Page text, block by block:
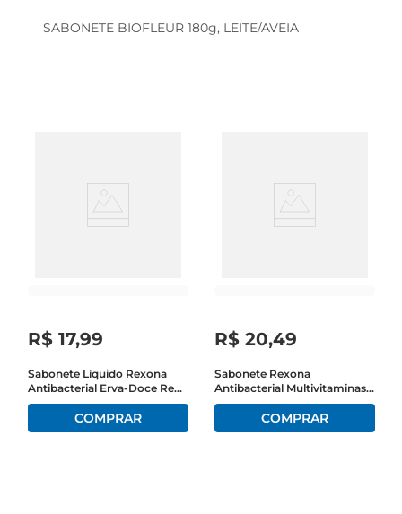
SABONETE BIOFLEUR 180g, LEITE/AVEIA
R$ 17,99
Sabonete Líquido Rexona
Antibacterial Erva-Doce Refil
500ml Leve Mais Pague
R$ 20,49
Sabonete Rexona
Antibacterial Multivitaminas
Com 6 Unidades De 84gr